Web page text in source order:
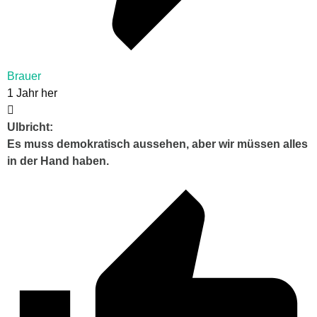
Brauer
1 Jahr her
Ulbricht:
Es muss demokratisch aussehen, aber wir müssen alles
in der Hand haben.